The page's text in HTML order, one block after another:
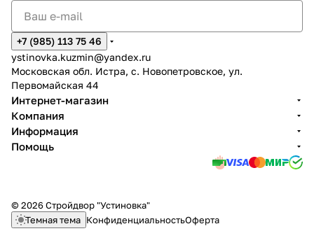
+7 (985) 113 75 46
ystinovka.kuzmin@yandex.ru
Московская обл. Истра, с. Новопетровское, ул.
Первомайская 44
Интернет-магазин
Компания
Информация
Помощь
© 2026 Стройдвор "Устиновка"
Темная тема КонфиденциальностьОферта